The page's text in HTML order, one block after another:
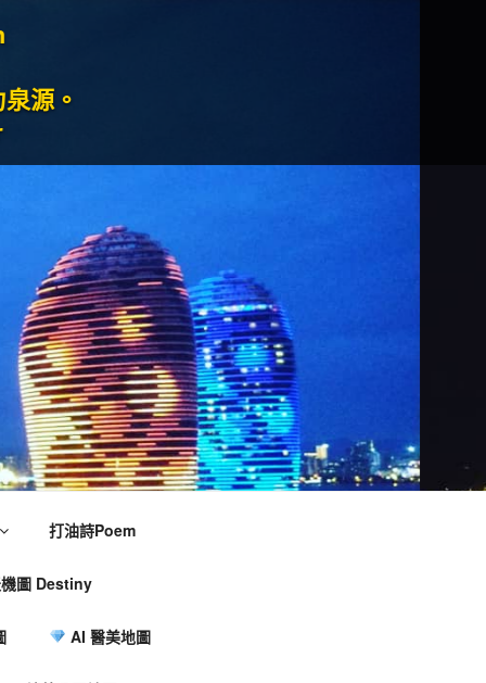
打油詩Poem
圖 Destiny
AI 醫美地圖